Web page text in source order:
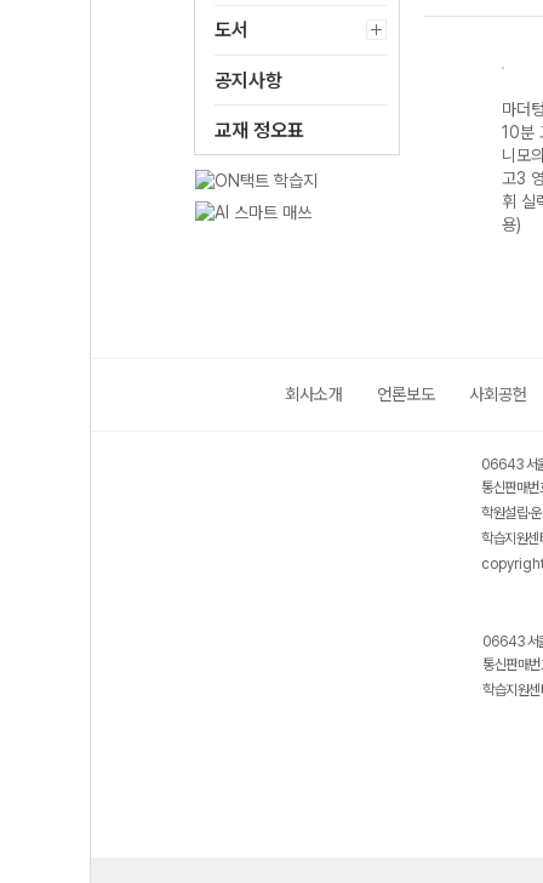
도서
공지사항
교재 정오표
학력평가 기출
20분 미니모의고
사 24회 고1 공
통수학1-22개정
(2026년)
가 20분 미니모
마더
10분
니모
고3
휘 실
용)
회사소개 언론보도 사회공헌
06643 서
통신판매
학원설립·
학습지원
06643 서
통신판매
학습지원